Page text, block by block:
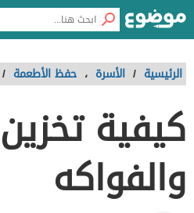
الرئيسية / الأسرة ، حفظ الأطعمة /
كيفية
والفواكه